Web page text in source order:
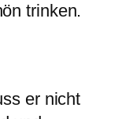
trinken.
er nicht